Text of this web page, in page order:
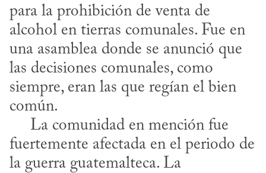
para la prohibición de venta de
alcohol en tierras comunales. Fue en
una asamblea donde se anunció que
las decisiones comunales, como
siempre, eran las que regían el bien
común.
fuertemente afectada en el periodo de
la guerra guatemalteca. La